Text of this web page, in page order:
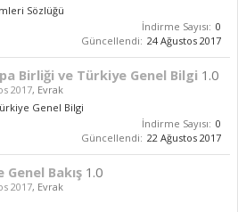
Sözlüğü
İndirme Sayısı: 0
Güncellendi: 24 Ağustos 2017
Birliği ve Türkiye Genel Bilgi 1.0
2017, Evrak
Genel Bilgi
İndirme Sayısı: 0
Güncellendi: 22 Ağustos 2017
Genel Bakış 1.0
2017, Evrak